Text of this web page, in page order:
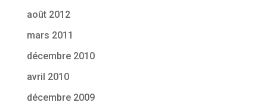
août 2012
mars 2011
décembre 2010
avril 2010
décembre 2009